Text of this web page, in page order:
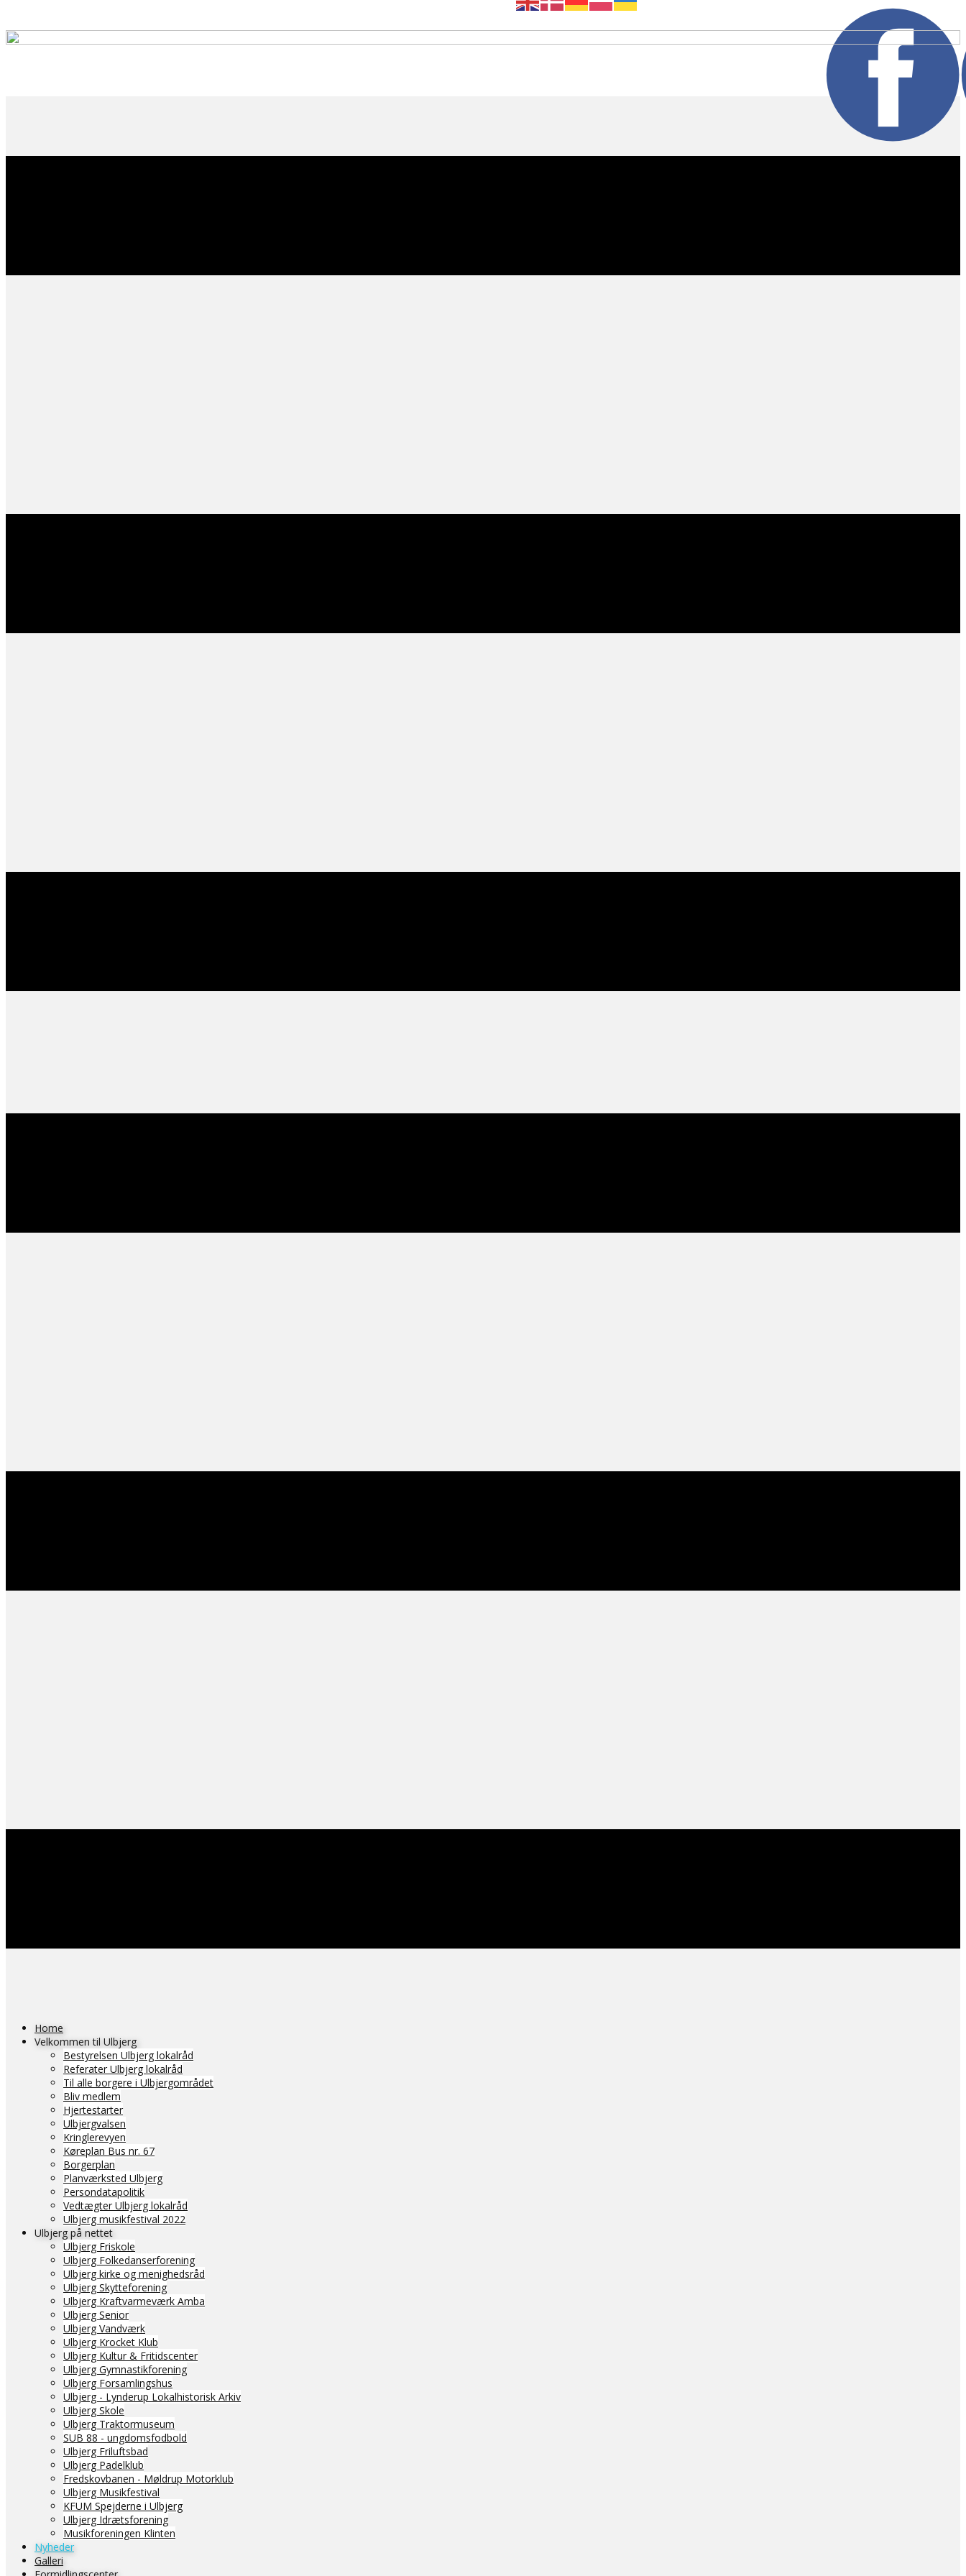
Home
Velkommen til Ulbjerg
Bestyrelsen Ulbjerg lokalråd
Referater Ulbjerg lokalråd
Til alle borgere i Ulbjergområdet
Bliv medlem
Hjertestarter
Ulbjergvalsen
Kringlerevyen
Køreplan Bus nr. 67
Borgerplan
Planværksted Ulbjerg
Persondatapolitik
Vedtægter Ulbjerg lokalråd
Ulbjerg musikfestival 2022
Ulbjerg på nettet
Ulbjerg Friskole
Ulbjerg Folkedanserforening
Ulbjerg kirke og menighedsråd
Ulbjerg Skytteforening
Ulbjerg Kraftvarmeværk Amba
Ulbjerg Senior
Ulbjerg Vandværk
Ulbjerg Krocket Klub
Ulbjerg Kultur & Fritidscenter
Ulbjerg Gymnastikforening
Ulbjerg Forsamlingshus
Ulbjerg - Lynderup Lokalhistorisk Arkiv
Ulbjerg Skole
Ulbjerg Traktormuseum
SUB 88 - ungdomsfodbold
Ulbjerg Friluftsbad
Ulbjerg Padelklub
Fredskovbanen - Møldrup Motorklub
Ulbjerg Musikfestival
KFUM Spejderne i Ulbjerg
Ulbjerg Idrætsforening
Musikforeningen Klinten
Nyheder
Galleri